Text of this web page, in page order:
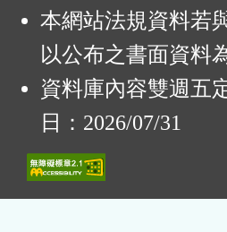
本網站法規資料若
以公布之書面資料
資料庫內容雙週五
日：2026/07/31